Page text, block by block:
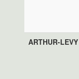
ARTHUR-